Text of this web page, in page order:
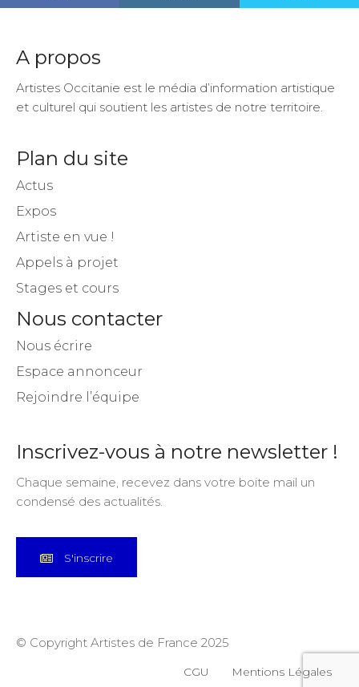
A propos
Artistes Occitanie est le média d’information artistique
et culturel qui soutient les artistes de notre territoire.
Plan du site
Actus
Expos
Artiste en vue !
Appels à projet
Stages et cours
Nous contacter
Nous écrire
Espace annonceur
Rejoindre l’équipe
Inscrivez-vous à notre newsletter !
Chaque semaine, recevez dans votre boite mail un
condensé des actualités.
S'inscrire
© Copyright Artistes de France 2025
CGU Mentions Légales